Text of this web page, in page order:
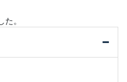
。